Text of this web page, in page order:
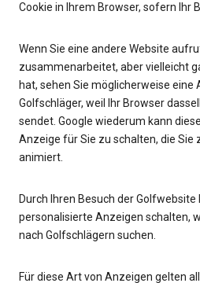
Cookie in Ihrem Browser, sofern Ihr
Wenn Sie eine andere Website
zusammenarbeitet, aber vielleicht
hat, sehen Sie möglicherweise eine
Golfschläger, weil Ihr Browser
sendet. Google wiederum kann
Anzeige für Sie zu schalten, die Sie
animiert.
Durch Ihren Besuch der Golfwebsite
personalisierte Anzeigen schalten,
nach Golfschlägern suchen.
Für diese Art von Anzeigen gelten